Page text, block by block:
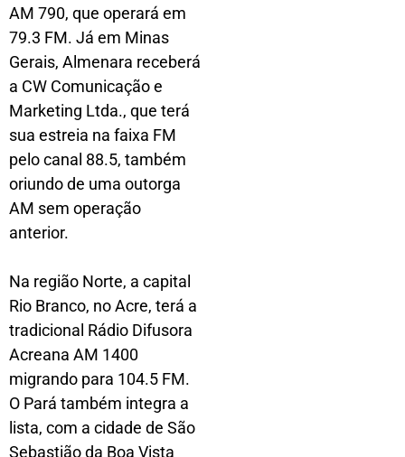
AM 790, que operará em
79.3 FM. Já em Minas
Gerais, Almenara receberá
a CW Comunicação e
Marketing Ltda., que terá
sua estreia na faixa FM
pelo canal 88.5, também
oriundo de uma outorga
AM sem operação
anterior.
Na região Norte, a capital
Rio Branco, no Acre, terá a
tradicional Rádio Difusora
Acreana AM 1400
migrando para 104.5 FM.
O Pará também integra a
lista, com a cidade de São
Sebastião da Boa Vista